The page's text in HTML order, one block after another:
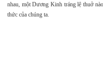
nhau, một Dương Kinh tráng lệ thuở
thức của chúng ta.